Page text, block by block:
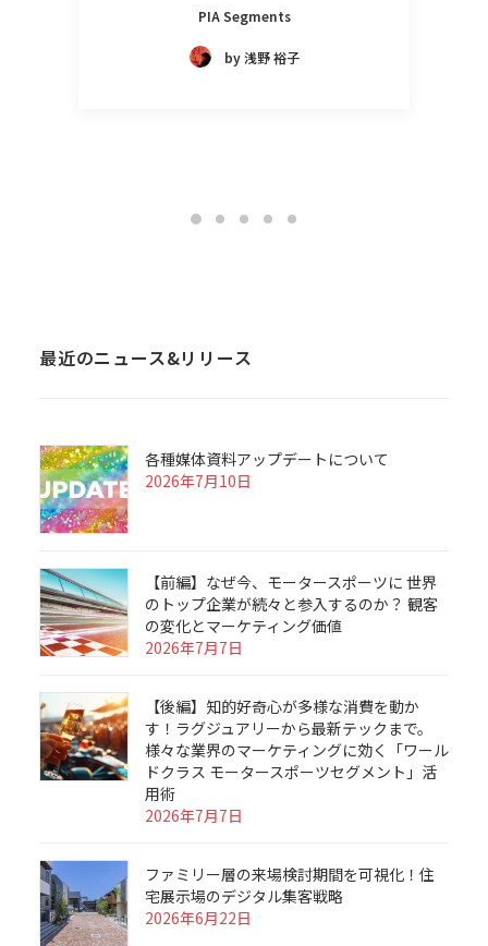
PIA Segments
by 浅野 裕子
最近のニュース&リリース
各種媒体資料アップデートについて
2026年7月10日
【前編】なぜ今、モータースポーツに 世界
のトップ企業が続々と参入するのか？ 観客
の変化とマーケティング価値
2026年7月7日
【後編】知的好奇心が多様な消費を動か
す！ラグジュアリーから最新テックまで。
様々な業界のマーケティングに効く「ワール
ドクラス モータースポーツセグメント」活
用術
2026年7月7日
ファミリー層の来場検討期間を可視化！住
宅展示場のデジタル集客戦略
2026年6月22日